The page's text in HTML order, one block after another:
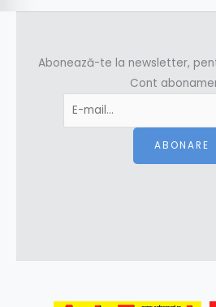
Abonează-te la newsletter,
Cont
ABONARE